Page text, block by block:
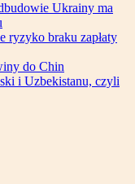
Ukrainy ma
ryzyko braku zapłaty
do Chin
i Uzbekistanu, czyli